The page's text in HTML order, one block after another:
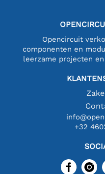
Opencircuit
componenten en
leerzame projecten
+32